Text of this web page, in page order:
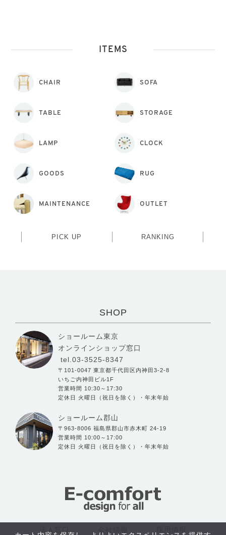
ITEMS
CHAIR SOFA
TABLE STORAGE
LAMP CLOCK
GOODS RUG
MAINTENANCE OUTLET
PICK UP RANKING
SHOP
ショールーム東京
オンラインショップ窓口
tel.03-3525-8347
〒101-0047 東京都千代田区内神田3-2-8
いちご内神田ビル1F
営業時間 10:30～17:30
定休日 火曜日（祝日を除く）・年末年始
ショールーム郡山
〒963-8006 福島県郡山市赤木町 24-19
営業時間 10:00～17:00
定休日 火曜日（祝日を除く）・年末年始